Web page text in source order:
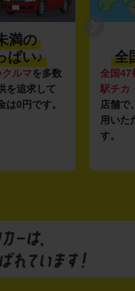
満の
ぱい♪
ルマを多数
を追求して
0円です。
全
全国47
駅チカ
店舗で
用いた
す。